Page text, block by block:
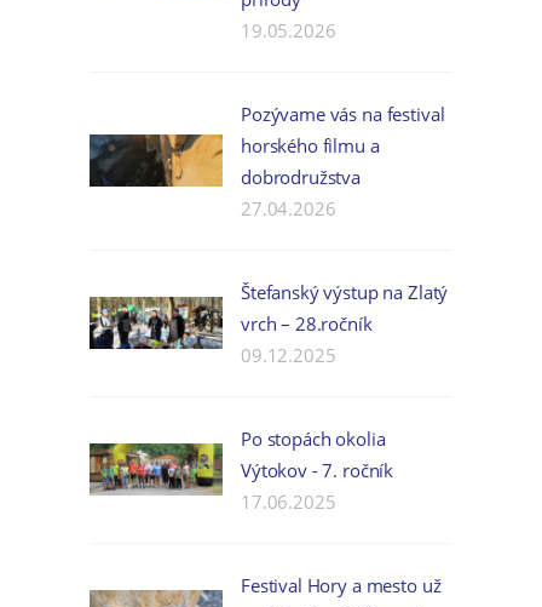
19.05.2026
Pozývame vás na festival
horského filmu a
dobrodružstva
27.04.2026
Štefanský výstup na Zlatý
vrch – 28.ročník
09.12.2025
Po stopách okolia
Výtokov - 7. ročník
17.06.2025
Festival Hory a mesto už